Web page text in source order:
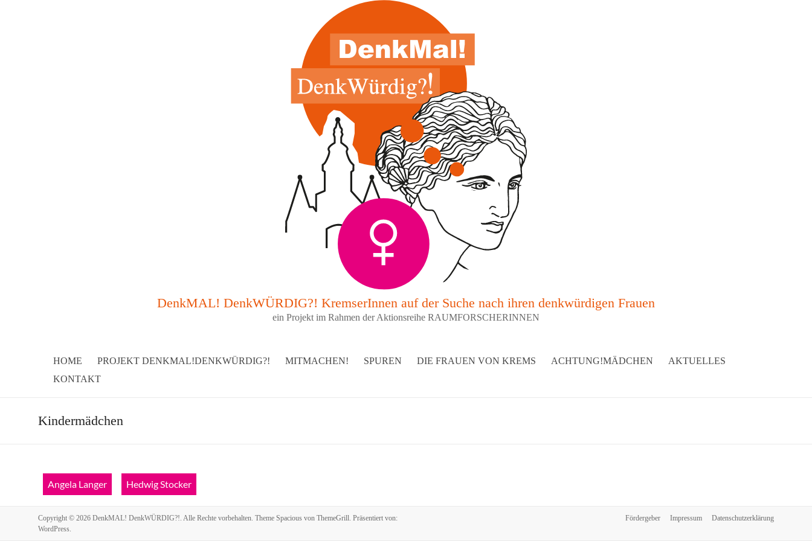
DenkMAL! DenkWÜRDIG?! KremserInnen auf der Suche nach ihren denkwürdigen Frauen
ein Projekt im Rahmen der Aktionsreihe RAUMFORSCHERINNEN
HOME PROJEKT DENKMAL!DENKWÜRDIG?! MITMACHEN! SPUREN DIE FRAUEN VON KREMS ACHTUNG!MÄDCHEN
AKTUELLES
KONTAKT
Kindermädchen
Angela Langer Hedwig Stocker
Copyright © 2026 DenkMAL! DenkWÜRDIG?!. Alle Rechte vorbehalten. Theme Spacious von ThemeGrill. Präsentiert von:
WordPress.
Fördergeber Impressum Datenschutzerklärung